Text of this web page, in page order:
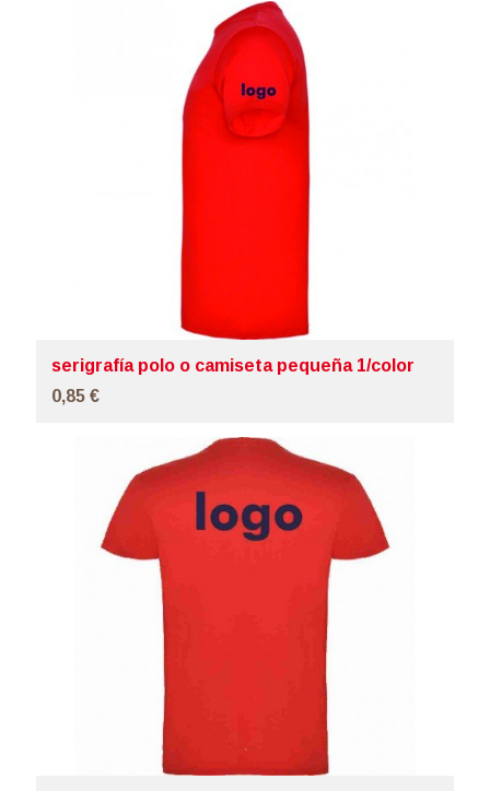
serigrafía polo o camiseta pequeña 1/color
0,85 €